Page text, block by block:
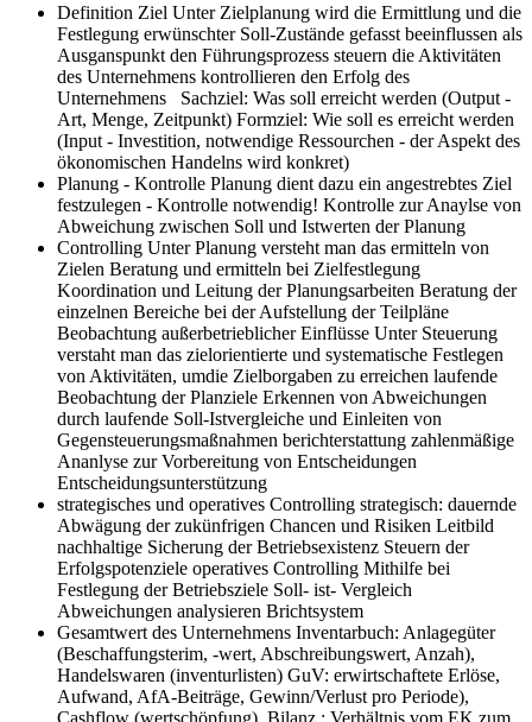
Definition Ziel Unter Zielplanung wird die Ermittlung und die
Festlegung erwünschter Soll-Zustände gefasst beeinflussen als
Ausganspunkt den Führungsprozess steuern die Aktivitäten
des Unternehmens kontrollieren den Erfolg des
Unternehmens Sachziel: Was soll erreicht werden (Output -
Art, Menge, Zeitpunkt) Formziel: Wie soll es erreicht werden
(Input - Investition, notwendige Ressourchen - der Aspekt des
ökonomischen Handelns wird konkret)
Planung - Kontrolle Planung dient dazu ein angestrebtes Ziel
festzulegen - Kontrolle notwendig! Kontrolle zur Anaylse von
Abweichung zwischen Soll und Istwerten der Planung
Controlling Unter Planung versteht man das ermitteln von
Zielen Beratung und ermitteln bei Zielfestlegung
Koordination und Leitung der Planungsarbeiten Beratung der
einzelnen Bereiche bei der Aufstellung der Teilpläne
Beobachtung außerbetrieblicher Einflüsse Unter Steuerung
verstaht man das zielorientierte und systematische Festlegen
von Aktivitäten, umdie Zielborgaben zu erreichen laufende
Beobachtung der Planziele Erkennen von Abweichungen
durch laufende Soll-Istvergleiche und Einleiten von
Gegensteuerungsmaßnahmen berichterstattung zahlenmäßige
Ananlyse zur Vorbereitung von Entscheidungen
Entscheidungsunterstützung
strategisches und operatives Controlling strategisch: dauernde
Abwägung der zukünfrigen Chancen und Risiken Leitbild
nachhaltige Sicherung der Betriebsexistenz Steuern der
Erfolgspotenziele operatives Controlling Mithilfe bei
Festlegung der Betriebsziele Soll- ist- Vergleich
Abweichungen analysieren Brichtsystem
Gesamtwert des Unternehmens Inventarbuch: Anlagegüter
(Beschaffungsterim, -wert, Abschreibungswert, Anzah),
Handelswaren (inventurlisten) GuV: erwirtschaftete Erlöse,
Aufwand, AfA-Beiträge, Gewinn/Verlust pro Periode),
Cashflow (wertschöpfung), Bilanz : Verhältnis vom EK zum